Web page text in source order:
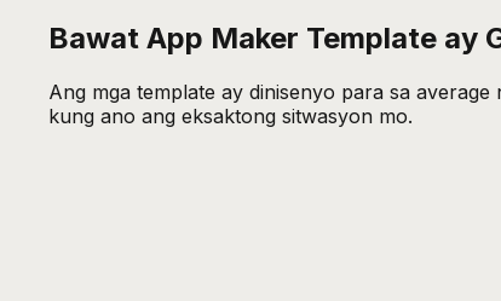
Bawat App Maker Template ay
Ang mga template ay dinisenyo para sa
kung ano ang eksaktong sitwasyon mo.